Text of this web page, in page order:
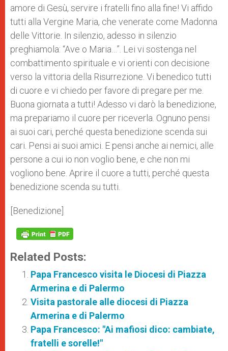
amore di Gesù, servire i fratelli fino alla fine! Vi affido
tutti alla Vergine Maria, che venerate come Madonna
delle Vittorie. In silenzio, adesso in silenzio
preghiamola: “Ave o Maria…”. Lei vi sostenga nel
combattimento spirituale e vi orienti con decisione
verso la vittoria della Risurrezione. Vi benedico tutti
di cuore e vi chiedo per favore di pregare per me.
Buona giornata a tutti! Adesso vi darò la benedizione,
ma prepariamo il cuore per riceverla. Ognuno pensi
ai suoi cari, perché questa benedizione scenda sui
cari. Pensi ai suoi amici. E pensi anche ai nemici, alle
persone a cui io non voglio bene, e che non mi
vogliono bene. Aprire il cuore a tutti, perché questa
benedizione scenda su tutti.
[Benedizione]
Related Posts:
Papa Francesco visita le Diocesi di Piazza
Armerina e di Palermo
Visita pastorale alle diocesi di Piazza
Armerina e di Palermo
Papa Francesco: "Ai mafiosi dico: cambiate,
fratelli e sorelle!"